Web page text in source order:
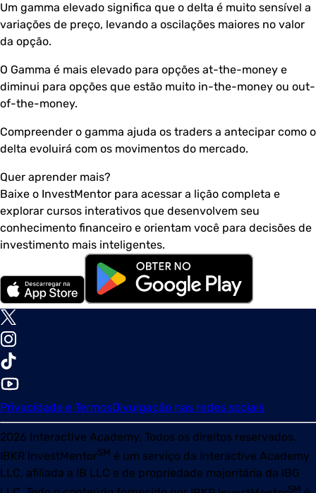
Um gamma elevado significa que o delta é muito sensível a
variações de preço, levando a oscilações maiores no valor
da opção.
O Gamma é mais elevado para opções at-the-money e
diminui para opções que estão muito in-the-money ou out-
of-the-money.
Compreender o gamma ajuda os traders a antecipar como o
delta evoluirá com os movimentos do mercado.
Quer aprender mais?
Baixe o InvestMentor para acessar a lição completa e
explorar cursos interativos que desenvolvem seu
conhecimento financeiro e orientam você para decisões de
investimento mais inteligentes.
Privacidade e TermosDivulgação nas redes sociais
2026 Interactive Academy. Todos os direitos reservados.
IBKR InvestMentorSM é um serviço da Interactive Academy
LLC, afiliada a IB LLC e de propriedade majoritária da IBG
SM